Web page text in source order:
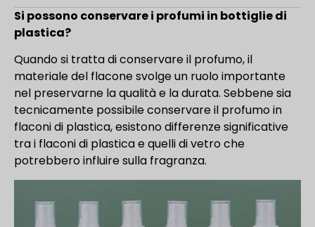
Si possono conservare i profumi in bottiglie di
plastica?
Quando si tratta di conservare il profumo, il
materiale del flacone svolge un ruolo importante
nel preservarne la qualità e la durata. Sebbene sia
tecnicamente possibile conservare il profumo in
flaconi di plastica, esistono differenze significative
tra i flaconi di plastica e quelli di vetro che
potrebbero influire sulla fragranza.